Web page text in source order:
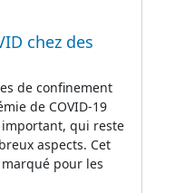
chez des
de confinement
de COVID-19
qui reste
aspects. Cet
pour les